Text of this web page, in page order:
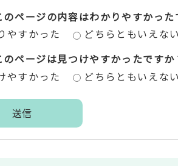
のページの内容はわかりやすかった
やすかった
どちらともいえない
ページは見つけやすかったですか
やすかった
どちらともいえない